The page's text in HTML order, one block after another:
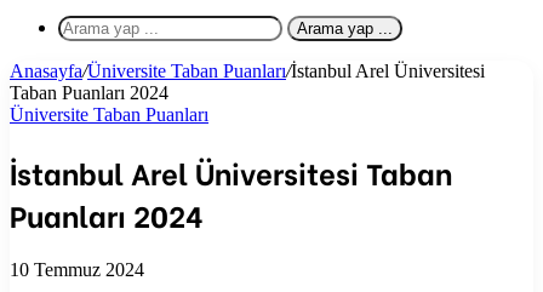
Arama yap ...
Anasayfa/Üniversite Taban Puanları/İstanbul Arel Üniversitesi
Taban Puanları 2024
Üniversite Taban Puanları
İstanbul Arel Üniversitesi Taban
Puanları 2024
10 Temmuz 2024